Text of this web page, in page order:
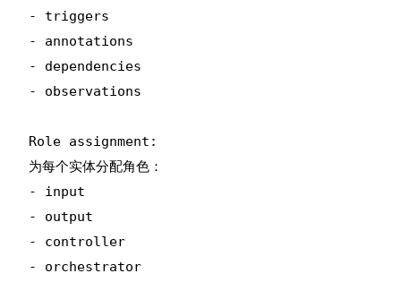
- triggers
- annotations
- dependencies
- observations
Role assignment:
为每个实体分配角色：
- input
- output
- controller
- orchestrator